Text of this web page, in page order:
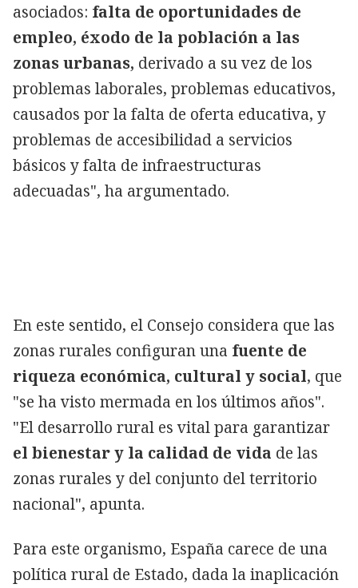
asociados: falta de oportunidades de
empleo, éxodo de la población a las
zonas urbanas, derivado a su vez de los
problemas laborales, problemas educativos,
causados por la falta de oferta educativa, y
problemas de accesibilidad a servicios
básicos y falta de infraestructuras
adecuadas", ha argumentado.
En este sentido, el Consejo considera que las
zonas rurales configuran una fuente de
riqueza económica, cultural y social, que
"se ha visto mermada en los últimos años".
"El desarrollo rural es vital para garantizar
el bienestar y la calidad de vida de las
zonas rurales y del conjunto del territorio
nacional", apunta.
Para este organismo, España carece de una
política rural de Estado, dada la inaplicación